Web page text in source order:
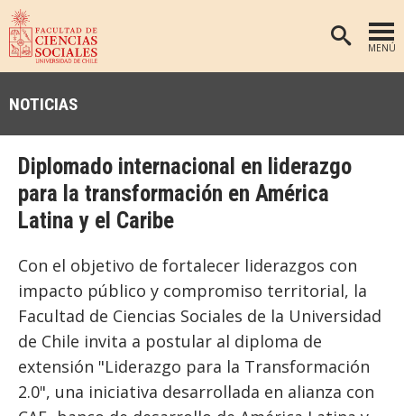
MENÚ
DEPARTAMENTOS
ANTROPOLOGÍA
EDUCACIÓN
TRABAJO SOCIAL
PREGRADO
POSTGRADO
PUBLICACIONES
EXTENSIÓN
BIBLIOTECA
ADMISIÓN
NOTICIAS
Diplomado internacional en liderazgo
para la transformación en América
Latina y el Caribe
Con el objetivo de fortalecer liderazgos con
impacto público y compromiso territorial, la
Facultad de Ciencias Sociales de la Universidad
de Chile invita a postular al diploma de
extensión "Liderazgo para la Transformación
2.0", una iniciativa desarrollada en alianza con